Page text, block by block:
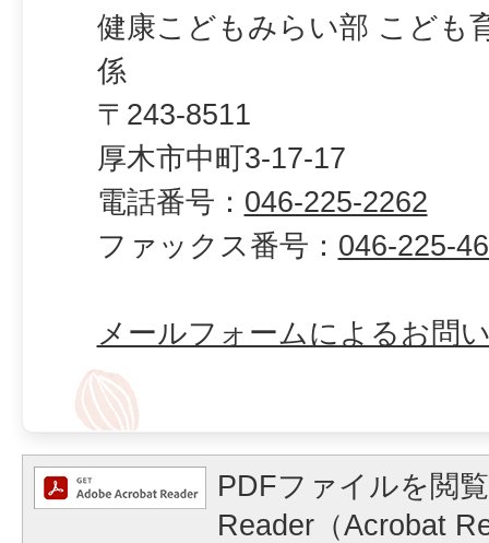
健康こどもみらい部 こども
係
〒243-8511
厚木市中町3-17-17
電話番号： 046-225-2262
ファックス番号： 046-225-
メールフォームによるお問
PDFファイルを閲
Reader（Acrobat